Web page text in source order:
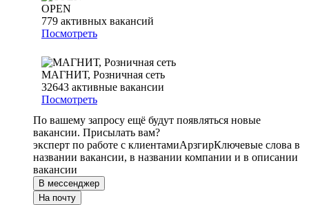
OPEN
779 активных вакансий
Посмотреть
МАГНИТ, Розничная сеть
32643 активные вакансии
Посмотреть
По вашему запросу ещё будут появляться новые
вакансии. Присылать вам?
эксперт по работе с клиентамиАрзгирКлючевые слова в
названии вакансии, в названии компании и в описании
вакансии
В мессенджер
На почту